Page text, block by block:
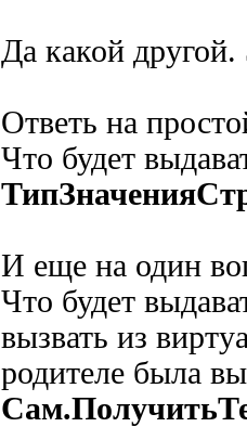
Да какой
Ответь на
Что будет
И еще на один
Что будет
вызвать из
родителе была